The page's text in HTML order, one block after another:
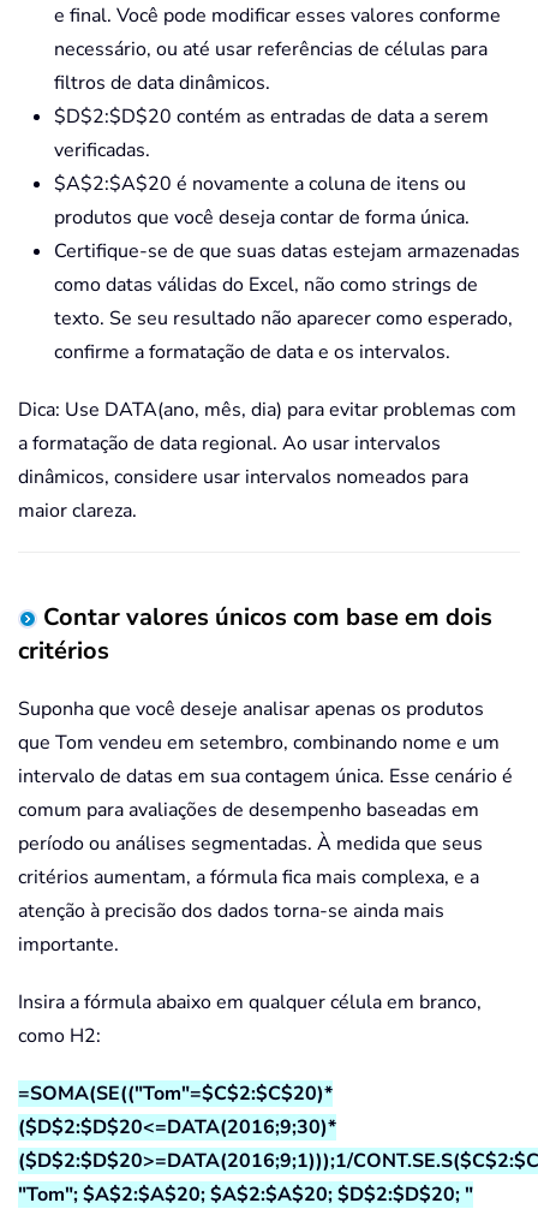
e final. Você pode modificar esses valores conforme
necessário, ou até usar referências de células para
filtros de data dinâmicos.
$D$2:$D$20 contém as entradas de data a serem
verificadas.
$A$2:$A$20 é novamente a coluna de itens ou
produtos que você deseja contar de forma única.
Certifique-se de que suas datas estejam armazenadas
como datas válidas do Excel, não como strings de
texto. Se seu resultado não aparecer como esperado,
confirme a formatação de data e os intervalos.
Dica: Use DATA(ano, mês, dia) para evitar problemas com
a formatação de data regional. Ao usar intervalos
dinâmicos, considere usar intervalos nomeados para
maior clareza.
Contar valores únicos com base em dois
critérios
Suponha que você deseje analisar apenas os produtos
que Tom vendeu em setembro, combinando nome e um
intervalo de datas em sua contagem única. Esse cenário é
comum para avaliações de desempenho baseadas em
período ou análises segmentadas. À medida que seus
critérios aumentam, a fórmula fica mais complexa, e a
atenção à precisão dos dados torna-se ainda mais
importante.
Insira a fórmula abaixo em qualquer célula em branco,
como H2:
=SOMA(SE(("Tom"=$C$2:$C$20)*
($D$2:$D$20<=DATA(2016;9;30)*
($D$2:$D$20>=DATA(2016;9;1)));1/
"Tom"; $A$2:$A$20; $A$2:$A$20; $D$2:$D$20; "